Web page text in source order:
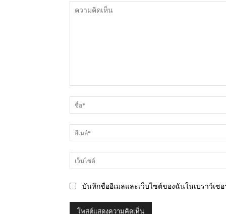
คิด
เห็น
บันทึกชื่ออีเมลและเว็บไซต์ของฉันในเบราว์เ